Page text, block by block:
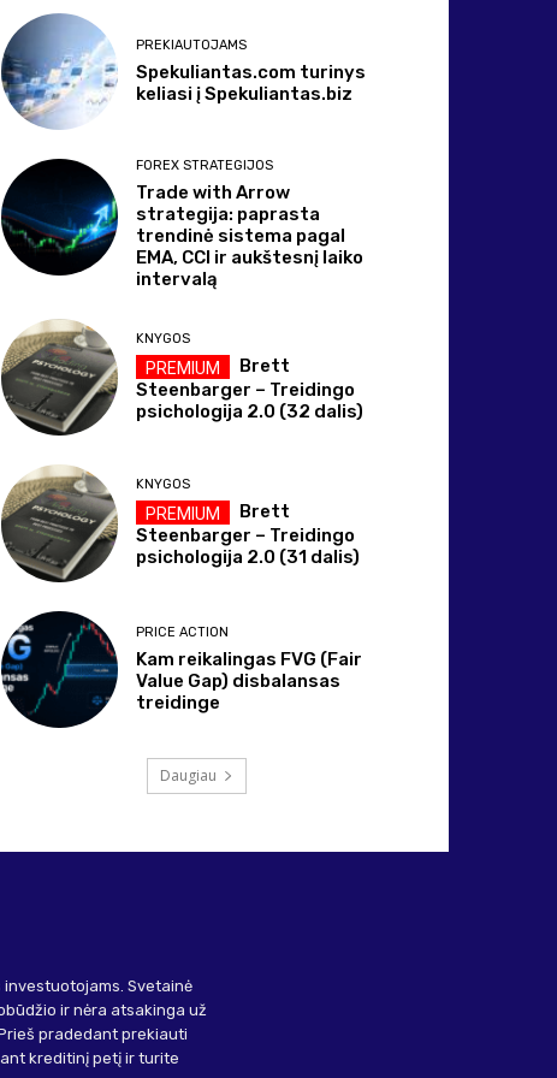
PREKIAUTOJAMS
Spekuliantas.com turinys
keliasi į Spekuliantas.biz
FOREX STRATEGIJOS
Trade with Arrow
strategija: paprasta
trendinė sistema pagal
EMA, CCI ir aukštesnį laiko
intervalą
KNYGOS
Brett
Steenbarger – Treidingo
psichologija 2.0 (32 dalis)
KNYGOS
Brett
Steenbarger – Treidingo
psichologija 2.0 (31 dalis)
PRICE ACTION
Kam reikalingas FVG (Fair
Value Gap) disbalansas
treidinge
Daugiau
investuotojams. Svetainė
ir nėra atsakinga už
pradedant prekiauti
kreditinį petį ir turite